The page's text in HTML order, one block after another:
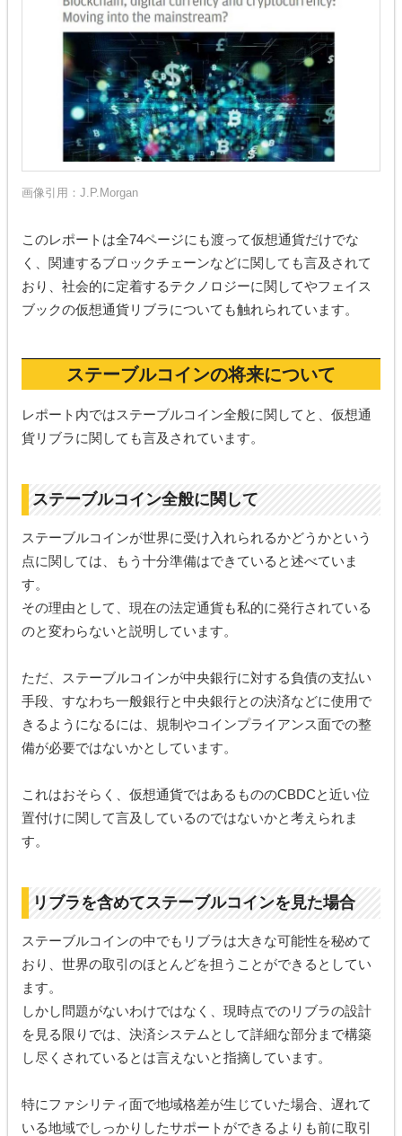
画像引用： J.P.Morgan
このレポートは全74ページにも渡って仮想通貨だけでな
く、関連するブロックチェーンなどに関しても言及されて
おり、社会的に定着するテクノロジーに関してやフェイス
ブックの仮想通貨リブラについても触れられています。
ステーブルコインの将来について
レポート内ではステーブルコイン全般に関してと、仮想通
貨リブラに関しても言及されています。
ステーブルコイン全般に関して
ステーブルコインが世界に受け入れられるかどうかという
点に関しては、もう十分準備はできていると述べていま
す。
その理由として、現在の法定通貨も私的に発行されている
のと変わらないと説明しています。
ただ、ステーブルコインが中央銀行に対する負債の支払い
手段、すなわち一般銀行と中央銀行との決済などに使用で
きるようになるには、規制やコインプライアンス面での整
備が必要ではないかとしています。
これはおそらく、仮想通貨ではあるもののCBDCと近い位
置付けに関して言及しているのではないかと考えられま
す。
リブラを含めてステーブルコインを見た場合
ステーブルコインの中でもリブラは大きな可能性を秘めて
おり、世界の取引のほとんどを担うことができるとしてい
ます。
しかし問題がないわけではなく、現時点でのリブラの設計
を見る限りでは、決済システムとして詳細な部分まで構築
し尽くされているとは言えないと指摘しています。
特にファシリティ面で地域格差が生じていた場合、遅れて
いる地域でしっかりしたサポートができるよりも前に取引